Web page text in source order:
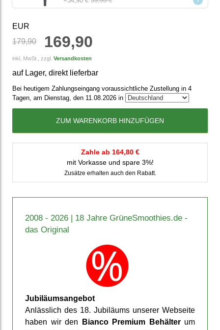
EUR
179,90
169,90
inkl. MwSt., zzgl. Versandkosten
auf Lager, direkt lieferbar
Bei heutigem Zahlungseingang voraussichtliche Zustellung in 4
Tagen, am Dienstag, den 11.08.2026 in
ZUM WARENKORB HINZUFÜGEN
Zahle ab 164,80 €
mit Vorkasse und spare 3%!
Zusätze erhalten auch den Rabatt.
2008 - 2026 | 18 Jahre GrüneSmoothies.de -
das Original
Jubiläums­angebot
Anläss­lich des 18. Jubiläums unserer Web­seite
haben wir den
Bianco Premium Behälterum